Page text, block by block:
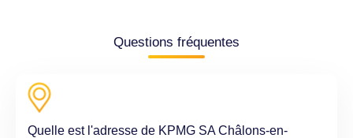
Questions fréquentes
Quelle est l'adresse de KPMG SA Châlons-en-